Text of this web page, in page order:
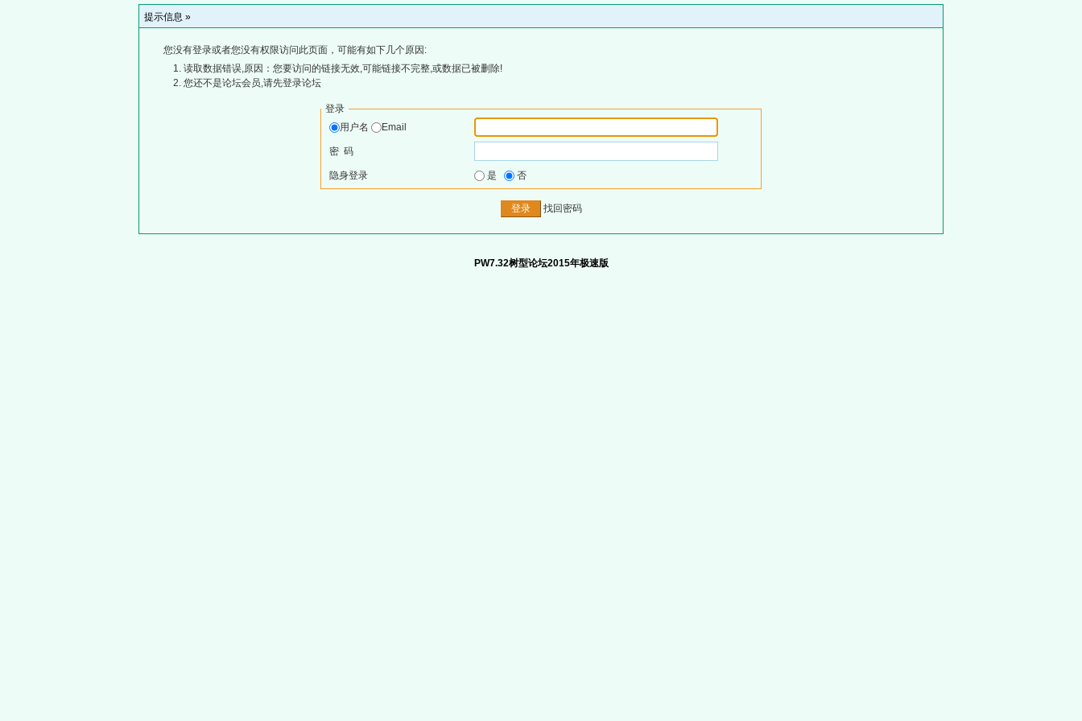
提示信息 »
您没有登录或者您没有权限访问此页面，可能有如下几个原因:
读取数据错误,原因：您要访问的链接无效,可能链接不完整,或数据已被删除!
您还不是论坛会员,请先登录论坛
登录
用户名
Email
密 码
隐身登录 是 否
找回密码
PW7.32树型论坛2015年极速版